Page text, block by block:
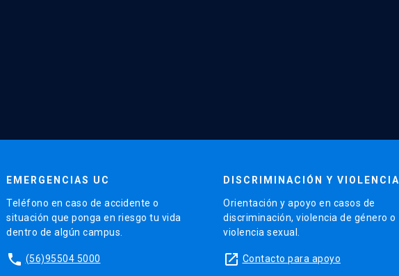
EMERGENCIAS UC
Teléfono en caso de accidente o
situación que ponga en riesgo tu vida
dentro de algún campus.
phone (56)95504 5000
DISCRIMINACIÓN Y VIOLENCIA
Orientación y apoyo en casos de
discriminación, violencia de género o
violencia sexual.
launch Contacto para apoyo